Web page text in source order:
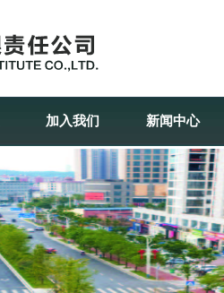
加入我们 新闻中心